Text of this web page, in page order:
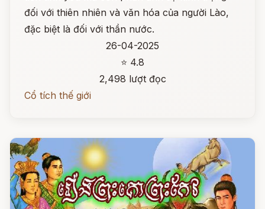
đối với thiên nhiên và văn hóa của người Lào,
đặc biệt là đối với thần nước.
26-04-2025
⭐ 4.8
2,498 lượt đọc
Cổ tích thế giới